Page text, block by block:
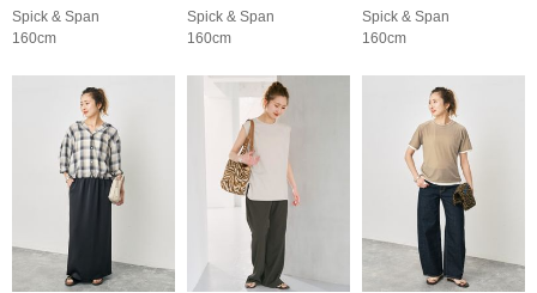
Spick & Span
160cm
Spick & Span
160cm
Spick & Span
160cm